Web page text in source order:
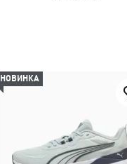
НОВИНКА